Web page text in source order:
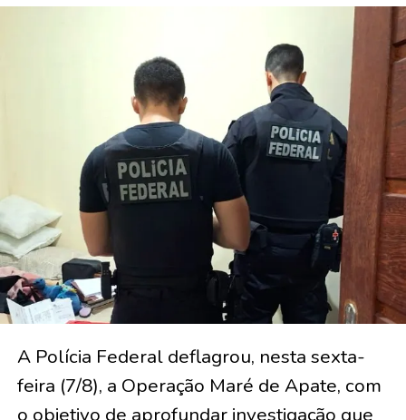
A Polícia Federal deflagrou, nesta sexta-
feira (7/8), a Operação Maré de Apate, com
o objetivo de aprofundar investigação que